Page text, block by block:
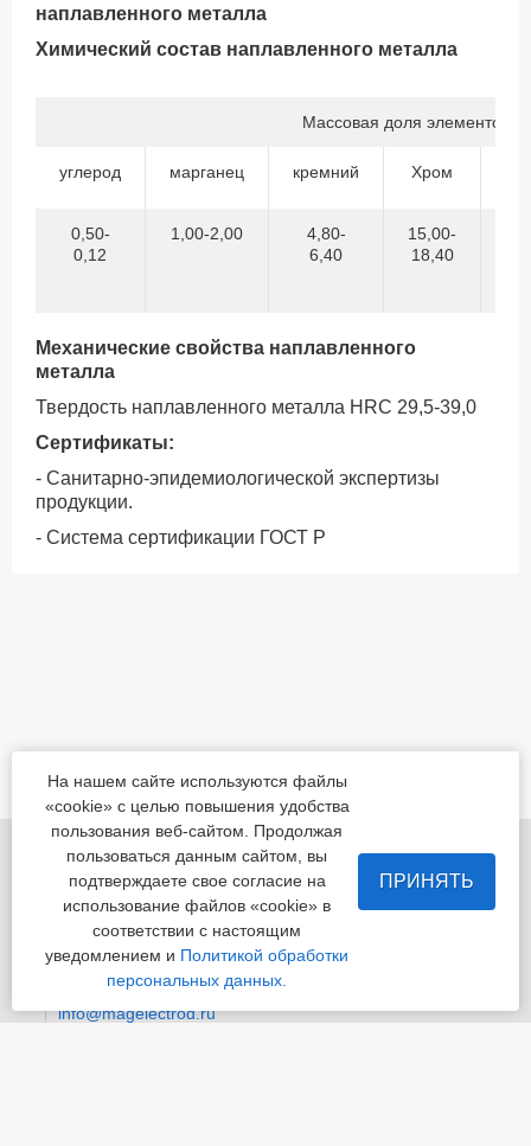
наплавленного металла
Химический состав наплавленного металла
Массовая доля элементов,%
углерод марганец кремний Хром
0,50-
0,12
1,00-2,00
4,80-
6,40
15,00-
18,40
Механические свойства наплавленного
металла
Твердость наплавленного металла НRC 29,5-39,0
Сертификаты:
- Санитарно-эпидемиологической экспертизы
продукции.
- Система сертификации ГОСТ Р
455022, Челябинская обл., Магнитогорск, шоссе
Белорецкое, д.5
пн - пт с 8:00 до 17:00 сб-вс-вых.
Приемная +7 (3519) 24-07-29
info@magelectrod.ru
На нашем сайте используются файлы
«cookie» с целью повышения удобства
пользования веб-сайтом. Продолжая
пользоваться данным сайтом, вы
подтверждаете свое согласие на
использование файлов «cookie» в
соответствии с настоящим
уведомлением и Политикой обработки
персональных данных.
ПРИНЯТЬ